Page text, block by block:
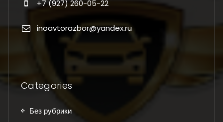
+7 (927) 260-05-22
inoavtorazbor@yandex.ru
Categories
Без рубрики